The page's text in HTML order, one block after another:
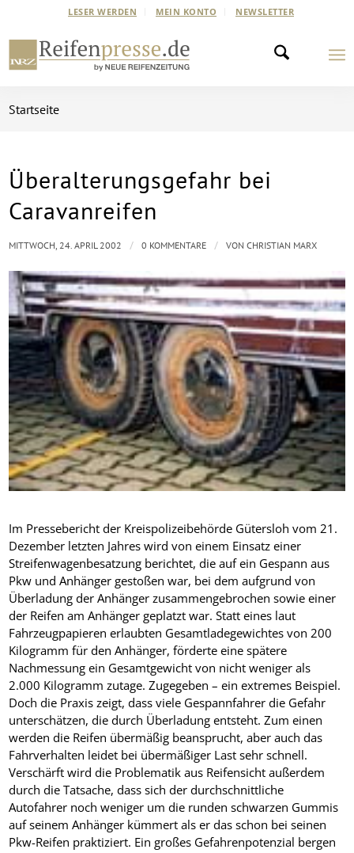
LESER WERDEN MEIN KONTO NEWSLETTER
Startseite
Überalterungsgefahr bei
Caravanreifen
Im Pressebericht der Kreispolizeibehörde Gütersloh vom 21. Dezember letzten Jahres wird von einem Einsatz einer Streifenwagenbesatzung berichtet, die auf ein Gespann aus Pkw und Anhänger gestoßen war, bei dem aufgrund von Überladung der Anhänger zusammengebrochen sowie einer der Reifen am Anhänger geplatzt war. Statt eines laut Fahrzeugpapieren erlaubten Gesamtladegewichtes von 200 Kilogramm für den Anhänger, förderte eine spätere Nachmessung ein Gesamtgewicht von nicht weniger als 2.000 Kilogramm zutage. Zugegeben – ein extremes Beispiel. Doch die Praxis zeigt, dass viele Gespannfahrer die Gefahr unterschätzen, die durch Überladung entsteht. Zum einen werden die Reifen übermäßig beansprucht, aber auch das Fahrverhalten leidet bei übermäßiger Last sehr schnell. Verschärft wird die Problematik aus Reifensicht außerdem durch die Tatsache, dass sich der durchschnittliche Autofahrer noch weniger um die runden schwarzen Gummis auf seinem Anhänger kümmert als er das schon bei seinen Pkw-Reifen praktiziert. Ein großes Gefahrenpotenzial bergen vor allem Wohnwagen: Einen Großteil des Jahres stehen sie irgendwo auf einem Parkplatz, um dann zum Start in die Ferien vollgepackt und für längere Touren über die Autobahn ans Auto gekuppelt zu werden. Nicht umsonst warnen der ADAC, der Verband der Wohnwagen- und Wohnmobilhersteller oder andere dem Camping nahe stehende Institutionen vor den Gefahren, die diesbezüglich von den Reifen ausgehen können. Gefahren gehen dabei aber nicht nur von der Überladung aus. Eines der Hauptrisiken liegt im Reifenalter. Der Reifengummi wird mit zunehmendem Alter und durch UV-Strahlung hart und porös. Dadurch können selbst ausreichend profilierte Reifen wesentliche Leistungsmerkmale verlieren. Beim normalen Pkw im Allgemeinen und Vielfahrern im Besonderen spielt das Thema überalterte Reifen nicht so die herausragende Rolle, ist doch der Pneu meist abgenutzt bevor altersbedingte Sicherheitseinbußen zu erwarten sind. Gerade bei Wohnwagen und Wohnmobilen, die nur von Zeit zu Zeit für die Urlaubsfahrt oder eine kurze Wochenendtour eingesetzt werden, gehen die Reifen allerdings eher durch Alterung als durch die Abnutzung kaputt. „Wir halten es für dringend erforderlich, dass das Reifenalter von Caravans die Höchstgrenze von sechs Jahren nicht überschreitet“, lautet die klare Aussage des Verbandes Deutscher Wohnwagen- und Wohnmobilhersteller e.V. (VDWH). Aufschluss über das Reifenalter geben die letzten vier Ziffern der auf der Reifenflanke angebrachten DOT-Nummer. Sie benennen seit dem Jahr 2000 das Produktionsjahr, davor steht zweistellig die Produktionswoche (WWJJ). Beispiel: Die DOT-Endziffern „4200“ sagen aus, dass der Reifen in der 42. Woche des Jahres 2000 hergestellt wurde. Reifen aus der Zeit vor 2000 tragen noch eine dreistellige DOT-Kennzeichnung mit dem Produktionsschlüssel WWJ für Produktionswoche (zweistellig) und Produktionsjahr (die letzte Ziffer). „438“ steht mithin für 43. Woche 1998. Der Vollständigkeit halber sei erwähnt, dass seit 1990 hinter der DOT-Kennung noch ein kleines Dreieck einvulkanisiert wurde, um Reifen der 90er Jahre von noch älteren Produkten abzuheben. Eine mindestens ebenso wichtige Rolle spielt darüber hinaus jedoch der richtige Luftdruck: Bei zu wenig Luft werden die Pneus bei langer Fahrt durch die erhöhte Walkarbeit zu stark erhitzt, was auf längere Sicht zu einem noch schnelleren Alterungsprozess führt. Zusätzlicher Nebeneffekt: Ausreichend Luft in den Reifen sorgt dafür, dass das Fahrzeug bzw. Gespann nicht so leicht in Schlingern kommt. Diese Gefahr ist vor allem beim Fahren mit dem Wohnwagen besonders groß. Wohnanhänger haben nämlich einen relativ hohen Schwerpunkt. Die Empfehlung lautet daher, dass darauf geachtet werden sollte, schwere Gegenstände auf die Achse zu packen. Da das nicht immer realisierbar ist, hilft es allerdings schon die Gepäckstücke so tief wie möglich in Achsnähe zu platzieren. Zu Beachten ist dabei zudem die richtige Stützlast. Ist sie zu niedrig oder wird das Heck des ziehenden Fahrzeugs sogar ausgehoben, weil zu viel Last am Heck des Hängers untergebracht wurde, erhöht sich die Schlingerneigung noch zusätzlich. In ähnlicher Weise gilt dies auch für Wohnmobile: Sind im Heckbereich beispielsweise zu schwere Gegenstände verstaut, wird hier die Vorderachse entlastet, was ebenfalls negative Folgen für die Fahrstabilität nach sich zieht. Vor allem aber gilt es, das zulässige Gesamtgewicht des Fahrzeugs/Gespanns nicht zu überschreiten. Insbesondere im Hinblick auf die Tragfähigkeit der Reifen stellt eine Überladung in Verbindung mit der zulässigen Geschwindigkeit ein großes Risiko dar. Nach Ansicht technischer Experten ist nämlich ab einer Achslastüberschreitung von mehr als sechs Prozent von einer Gefährdung der Verkehrssicherheit auszugehen. Deshalb behalten sich Versicherungsunternehmen bei wiederholter Überladung wohl auch eine Beendigung des Versicherungsverhältnisses ohne Einhaltung einer Kündigungsfrist vor. Eine Tatsache, von der die meisten Fahrzeugbesitzer nichts wissen dürften. Und die sie anscheinend auch nicht zu schrecken scheint. Zumindest, wenn man den Äußerungen Kumhos Glauben schenkt. Bei den Reifenschäden, die letztendlich im Herbst letzten Jahres zum Rückruf von auf Caravans montierten Reifen der Marken Kumho und Marshal führten, hatte der koreanische Reifenhersteller „unsachgemäße Behandlung, wie z.B. Überladung oder unzureichenden Reifendruck“, als Ursache ausgemacht. Laut Kumho waren zwar nur vereinzelt Schäden – während der Fahrt hatte sich der Laufstreifen gelöst – gemeldet worden, dennoch habe man sich in Zusammenarbeit mit den betroffenen Caravanherstellern schnell zu einer Umtauschaktion der in Frage kommenden Reifen entschlossen. Betroffen waren ausschließlich Wohnwagen der Hersteller Adria, Bürstner, Eiffelland, Dethleffs Hobby, Knaus und Wilk, die in den Jahren 1996 bis 1999 mit Kumho- oder Marshal-Pneus der Dimension 195/70 R14 und 185 R14 C ausgeliefert wurden. „Das Vertrauen unserer Kunden in die Sicherheit unserer Produkte hat für uns oberste Priorität“, begründet Kumho die Aktion, obgleich sowohl TÜV als auch Dekra bescheinigt hätten, dass die Reifenqualität nicht zu beanstanden sei. Nach Informationen des Fachmagazins Camping Cars & Caravans sollen bis zu 50.000 Caravanbesitzer von diesem Rückruf betroffen gewesen sein. Vergleichbar die derzeitige Situation bei Wohnanhängern, die mit Reifen des Modells Semperit Hi-Life M 601 in der Größe 205/65 R 15 99 S Reinforced aus dem Produktionszeitraum April 1994 bis Juni 1996 bestückt sind. Sie werden zu einem Sicherheitscheck in die Werkstätten gerufen, da es in Einzelfällen an diesen Fahrzeugen zu Reifenschäden gekommen ist. Semperit tauscht die genannten Reifen aus. Die Halter der Wohnwagen, die diese Reifen als Erstausrüstung erhalten haben, werden durch das Kraftfahrt-Bundesamt über die Aktion informiert. Die nicht an Wohnwagen montierten Reifen vom Typ Semperit Hi-Life M 601 sind von dieser Aktion ausgenommen. Die von der Austauschaktion betroffenen Reifen können durch die DOT-Kennung auf einer der Reifenseitenwände identifiziert werden. Es geht um die Pneus ab der zwölften Produktionswoche 1994, die letzten in Frage kommenden Reifen wurden in der 27. Produktionswoche 1996 gefertigt. Der Sicherheitscheck gilt damit für alle Wohnwagen mit dem Semperit Hi-Life M 601 in der Größe 206/65 R 15 99 S ausgestattet mit einer DOT-Nummer zwischen 124 und 276. Semperit empfiehlt generell allen Besitzern von Wohnwagen und ähnlichen Fahrzeugen mit langen Standzeiten, den Luftdruck regelmäßig zu überprüfen und die Reifen gegen Sonneneinwirkung zu schützen. Lange Standzeiten zwischen kurzen Betriebsphasen des Fahrzeuges mit entsprechend langen Intervallen zwischen den nötigen Luftdruckkontrollen können zu Minderluftdruck und starker Verformung des Reifens führen, wodurch die strukturelle Haltbarkeit des Reifens beeinträchtigt wird. Ein Gutes haben solche Rückrufe, Serviceaktionen oder wie immer man das auch nennt – so ärgerlich sie im Einzelfall jeweils auch sein mögen – auf alle Fälle. Ähnlich wie beim Firestone-/Ford-Explorer-Rückruf werden die Verbraucher stärker für das Thema Reifensicherheit sensibilisiert. Ein Umstand, den Anke Wieken, Chefin der CCA Caravan Center Agathenburg GmbH, nur bestätigen kann. „Seit dem Kumho-Rückruf achten unsere Kunden mehr auf die Bereifung ihres Wohnwagens oder Wohnmobils“, sagt sie. Der Betrieb handelt mit neuen und gebrauchten Caravans, auf dem Hof stehen nicht weniger als knapp 100 gebrauchte Wohnwagen und etwas mehr als 20 Wohnmobile. Interessant dabei die Bereifungen der Fahrzeuge. Die Wohnmobile – egal welcher Hersteller – waren fast ausschließlich mit Michelin-Pneus bestückt. Reifen anderer Hersteller fanden sich dagegen bei unseren Recherchen vor Ort bei der CCA GmbH und einem zweiten, etwas kleineren Betrieb in der Nähe des Redaktionssitzes nur in homöopathischen Dosen. Eine Beobachtung, die sich weitgehend mit Erfahrungen einschlägiger Campinginformationsseiten im Internet deckt, wo auf eine hohe Verbreitung des Michelin „XC Camping“ verwiesen wird. Dieser Reifen soll durch einen speziellen Aufbau den Ansprüchen der Mobilisten in besonderem Maße gerecht werden. Die Zeitschrift Promobil veröffentlicht übrigens zweimal pro Jahr einen Reifentest für Campingfreunde. Testsieger bei den Winterreifen wurden in der November-Ausgabe – die Sommerreifenergebnisse kommen jeweils im Frühjahr heraus – der Conti Vanco-Winter sowie der Michelin Agilis 81 Snow-Ice, eine Empfehlung als Ganzjahresreifen konnte hingegen der Goodyear Cargo Vector einheimsen. Anders die Situation bei den Wohnwagen. Hier waren im Rahmen unserer – selbstverständlich nicht repräsentativen – Stichprobe bei den beiden bereits erwähnten Betrieben die „kleinen“ Marken deutlich stärker vertreten als dies im Segment der Pkw-Reifen der Fall ist . “Die Caravanhersteller stehen unter großem Preisdruck und rechnen deswegen halt mit jeder Mark“, lautet die Begründung vo
MITTWOCH, 24. APRIL 2002 / 0 KOMMENTARE / VONCHRISTIAN MARX